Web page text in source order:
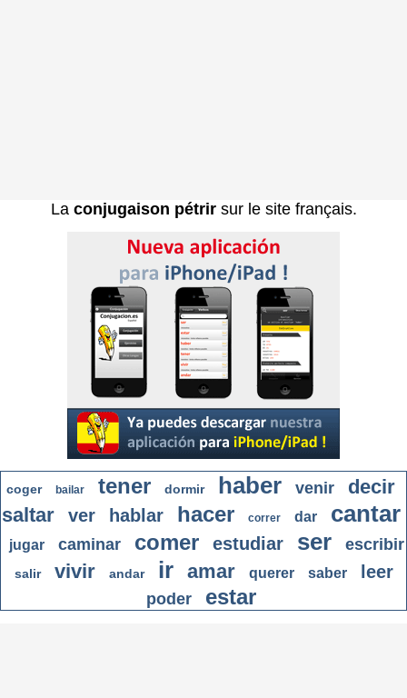
La conjugaison pétrirsur le site français.
coger bailar tener dormir haber venir
decir
saltar
ver hablar hacer correr dar cantar
jugar caminar comer estudiar ser escribir
salir vivir andar ir amar querer saber leer
poder estar